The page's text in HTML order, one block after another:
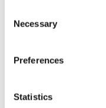
Selection
Necessary
Preferences
Statistics